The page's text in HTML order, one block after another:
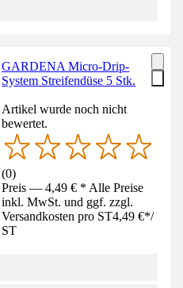
GARDENA Micro-Drip-
System Streifendüse 5 Stk.
Artikel wurde noch nicht
bewertet.
(0)
Preis — 4,49 € * Alle Preise
inkl. MwSt. und ggf. zzgl.
Versandkosten pro ST4,49 €*/
ST